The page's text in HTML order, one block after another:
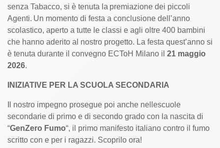
senza Tabacco, si è tenuta la premiazione dei piccoli
Agenti. Un momento di festa a conclusione dell’anno
scolastico, aperto a tutte le classi e agli oltre 400 bambini
che hanno aderito al nostro progetto. La festa quest’anno si
è tenuta durante il convegno ECToH Milano il 21 maggio
2026.
INIZIATIVE PER LA SCUOLA SECONDARIA
Il nostro impegno prosegue poi anche nellescuole
secondarie di primo e di secondo grado con la nascita di
“GenZero Fumo“, il primo manifesto italiano contro il fumo
scritto con e per i ragazzi. Scoprilo ora!